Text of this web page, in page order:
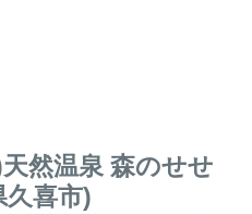
然温泉 森のせせ
久喜市)